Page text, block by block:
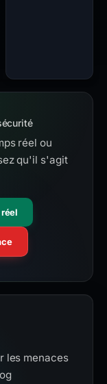
réel ou
qu'il s'agit
les menaces